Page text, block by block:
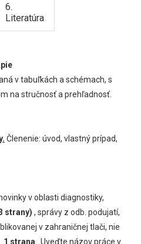
6.
Literatúra
v tabuľkách a schémach, s
na stručnosť a prehľadnosť.
Členenie: úvod, vlastný prípad,
v oblasti diagnostiky,
strany) , správy z odb. podujatí,
v zahraničnej tlači, nie
1 strana . Uveďte názov práce v